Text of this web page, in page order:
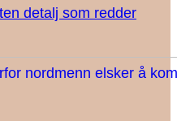
detalj som redder